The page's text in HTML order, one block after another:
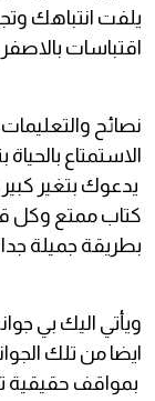
يلفت انتباهك
اقتباسات بالاصفر
نصائح
الاستمتاع
يدعوك بتغير
كتاب ممتع وكل
بطريقة جميلة
ويأتي اليك بي
ايضا من تلك
بمواقف حقيقية